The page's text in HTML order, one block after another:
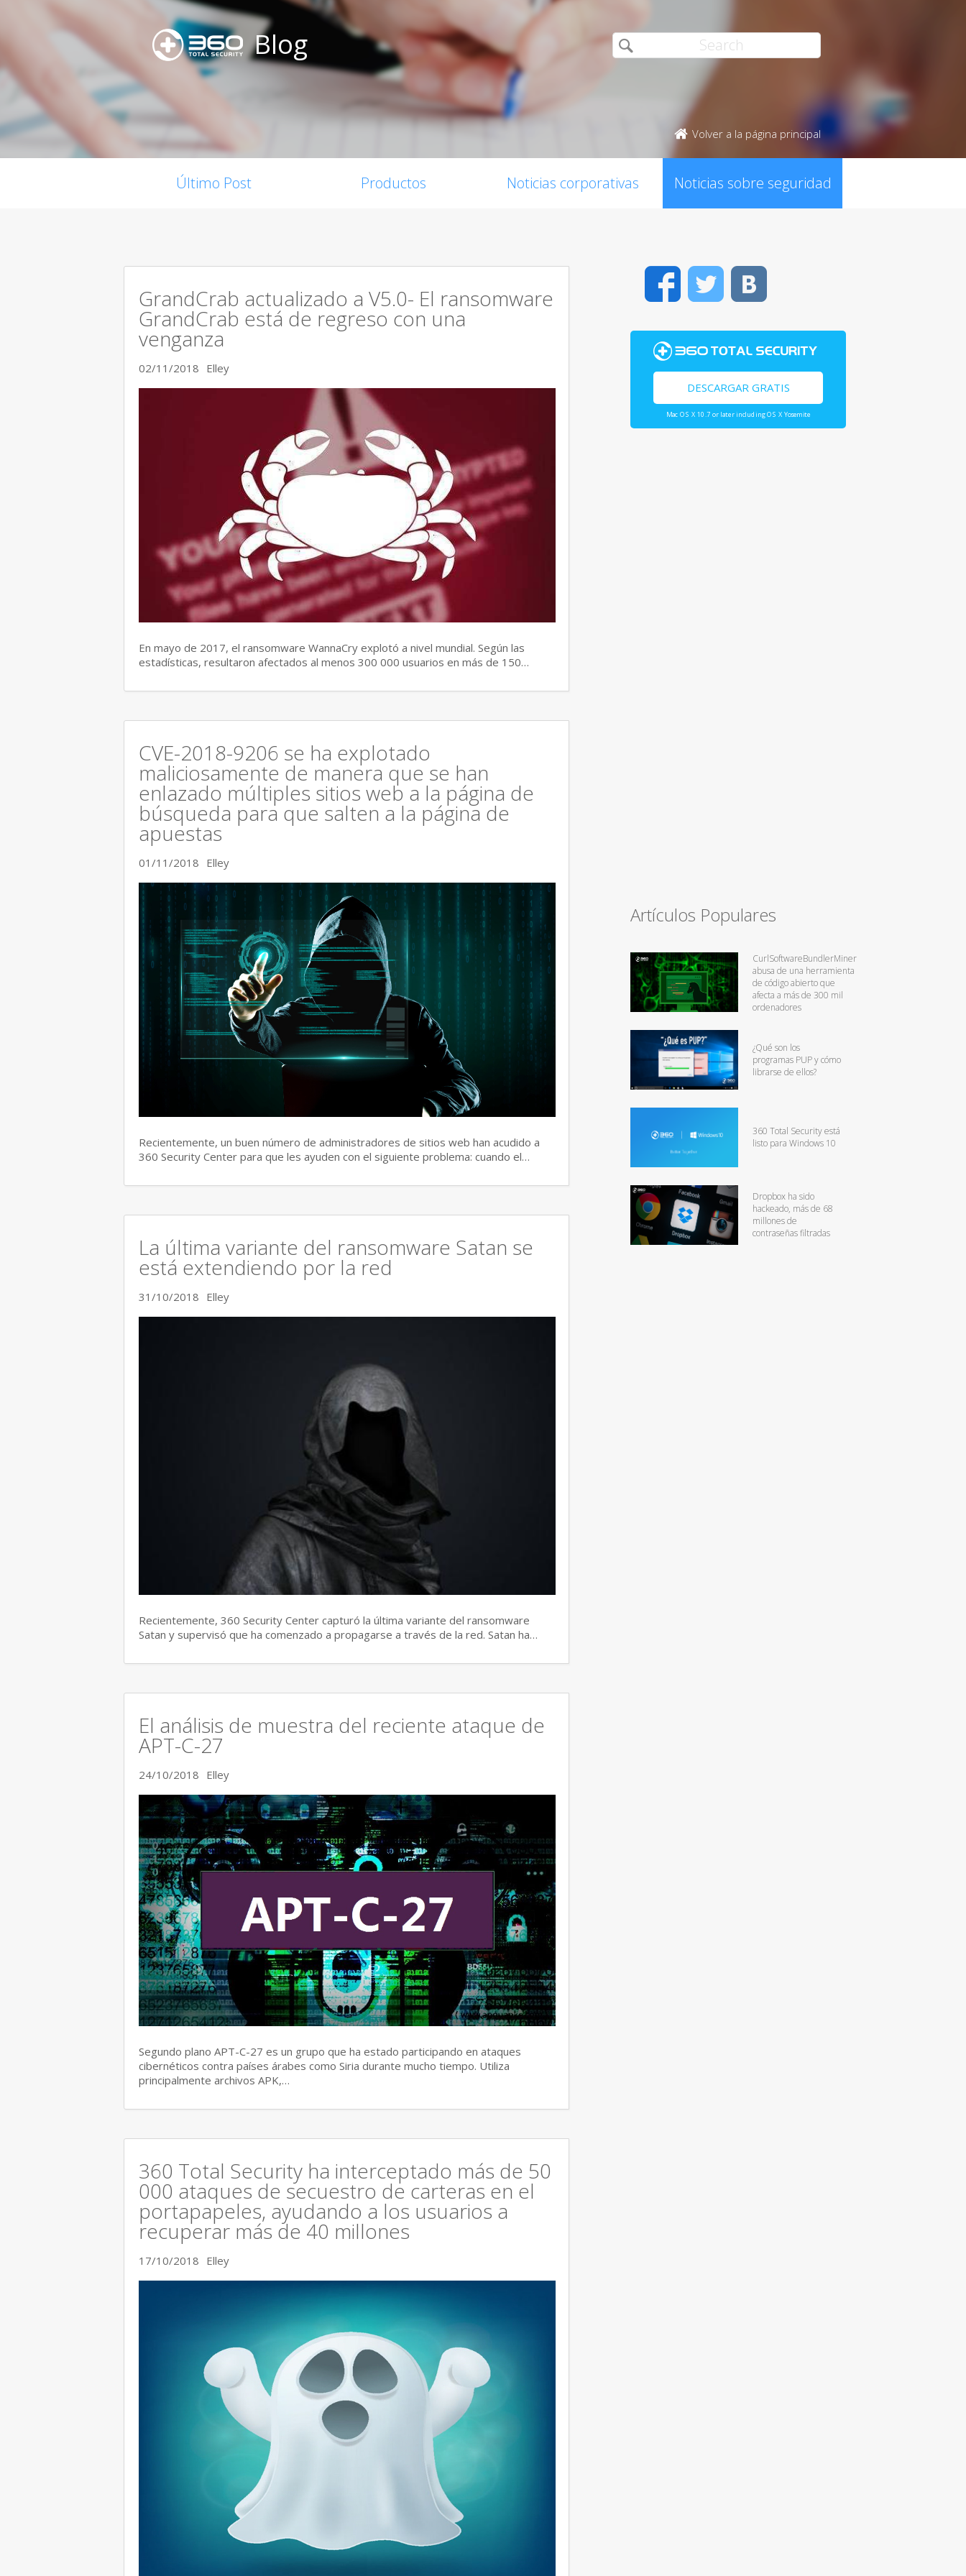
Blog
Volver a la página principal
Último Post Productos Noticias corporativas Noticias sobre seguridad
GrandCrab actualizado a V5.0- El ransomware
GrandCrab está de regreso con una
venganza
02/11/2018 Elley
En mayo de 2017, el ransomware WannaCry explotó a nivel mundial. Según las
estadísticas, resultaron afectados al menos 300 000 usuarios en más de 150…
CVE-2018-9206 se ha explotado
maliciosamente de manera que se han
enlazado múltiples sitios web a la página de
búsqueda para que salten a la página de
apuestas
01/11/2018 Elley
Recientemente, un buen número de administradores de sitios web han acudido a
360 Security Center para que les ayuden con el siguiente problema: cuando el…
La última variante del ransomware Satan se
está extendiendo por la red
31/10/2018 Elley
Recientemente, 360 Security Center capturó la última variante del ransomware
Satan y supervisó que ha comenzado a propagarse a través de la red. Satan ha…
El análisis de muestra del reciente ataque de
APT-C-27
24/10/2018 Elley
Segundo plano APT-C-27 es un grupo que ha estado participando en ataques
cibernéticos contra países árabes como Siria durante mucho tiempo. Utiliza
principalmente archivos APK,…
360 Total Security ha interceptado más de 50
000 ataques de secuestro de carteras en el
portapapeles, ayudando a los usuarios a
recuperar más de 40 millones
17/10/2018 Elley
FacebookTwitter
DESCARGAR GRATIS
Mac OS X 10.7 or later including OS X Yosemite
Artículos Populares
CurlSoftwareBundlerMiner
abusa de una herramienta
de código abierto que
afecta a más de 300 mil
ordenadores
¿Qué son los
programas PUP y cómo
librarse de ellos?
360 Total Security está
listo para Windows 10
Dropbox ha sido
hackeado, más de 68
millones de
contraseñas filtradas